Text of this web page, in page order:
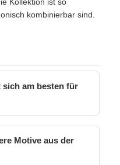
Kollektion ist so
kombinierbar sind.
sich am besten für
Motive aus der